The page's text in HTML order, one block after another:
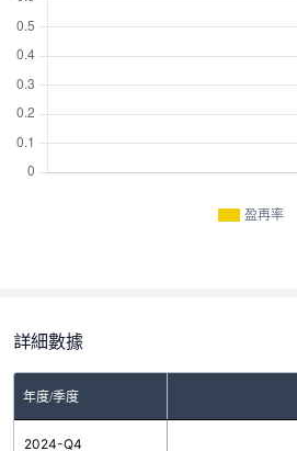
盈再率
詳細數據
年度/季度
2024-Q4